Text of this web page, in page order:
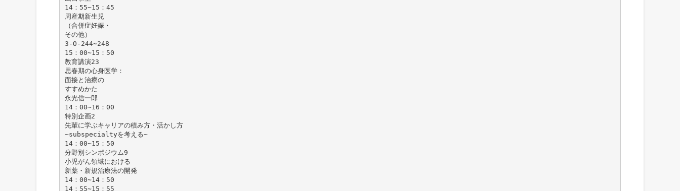
14：55∼15：45
周産期新生児
（合併症妊娠・
その他）
3-O-244∼248
15：00∼15：50
教育講演23
思春期の心身医学：
面接と治療の
すすめかた
永光信一郎
14：00∼16：00
特別企画2
先輩に学ぶキャリアの積み方・活かし方
∼subspecialtyを考える∼
14：00∼15：50
分野別シンポジウム9
小児がん領域における
新薬・新規治療法の開発
14：00∼14：50
14：55∼15：55